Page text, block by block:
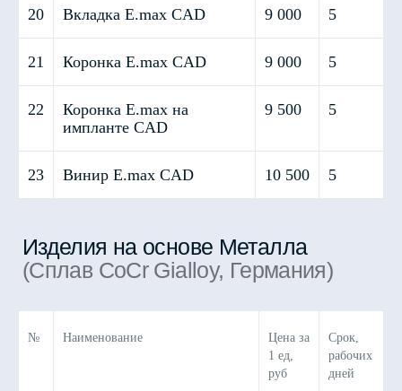
20 Вкладка E.max CAD 9 000 5
21 Коронка E.max CAD 9 000 5
22
Коронка E.max на
импланте CAD
9 500 5
23 Винир E.max CAD 10 500 5
№ Наименование
Цена за
1 ед,
руб
Срок,
рабочих
дней
Индивидуальные абатменты /
Винтовая фиксация